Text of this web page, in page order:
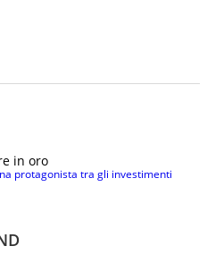
in oro
protagonista tra gli investimenti